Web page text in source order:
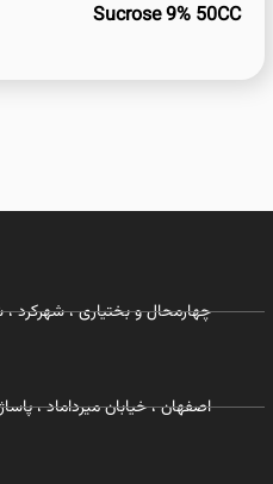
Sucrose 9% 50CC
چهارمحال و بختیاری ، شهرکرد ، شهرک
اصفهان ، خیابان میرداماد ،